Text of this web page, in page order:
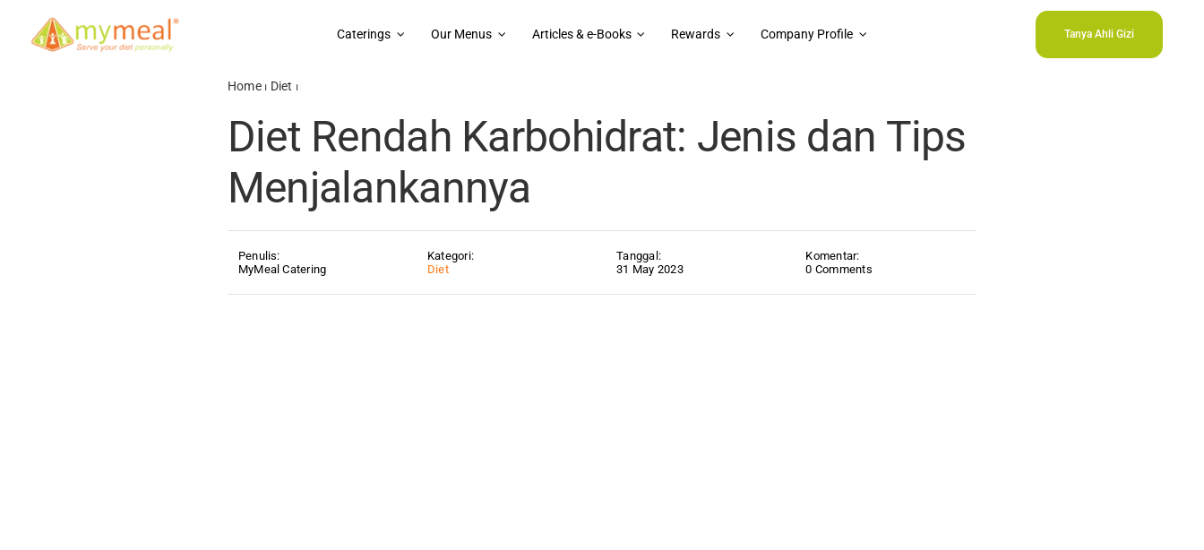
content
Caterings Our Menus Articles & e-Books Rewards Company Profile Tanya Ahli Gizi
Home⏐ Diet ⏐
Diet Rendah Karbohidrat: Jenis dan Tips
Menjalankannya
Penulis:
MyMeal Catering
Kategori:
Diet
Tanggal:
31 May 2023
Komentar:
0 Comments